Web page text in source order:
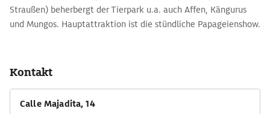
Straußen) beherbergt der Tierpark u.a. auch Affen, Kängurus
und Mungos. Hauptattraktion ist die stündliche Papageienshow.
Kontakt
Calle Majadita, 14